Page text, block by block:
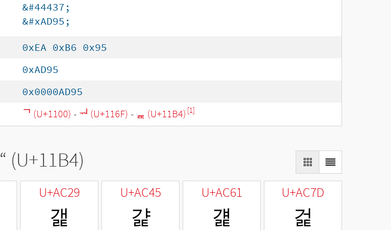
&#44437;
&#xAD95;
0xEA 0xB6 0x95
0xAD95
0x0000AD95
ᄀ (U+1100) - ᅯ (U+116F) - ᆴ (U+11B4) [1]
“ (U+11B4)
U+AC29
갩
U+AC45
걅
U+AC61
걡
U+AC7D
걽